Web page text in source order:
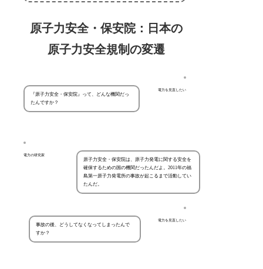
原子力安全・保安院：日本の
原子力安全規制の変遷
電力を見直したい
『原子力安全・保安院』って、どんな機関だっ
たんですか？
電力の研究家
原子力安全・保安院は、原子力発電に関する安全を
確保するための国の機関だったんだよ。2011年の福
島第一原子力発電所の事故が起こるまで活動してい
たんだ。
電力を見直したい
事故の後、どうしてなくなってしまったんで
すか？